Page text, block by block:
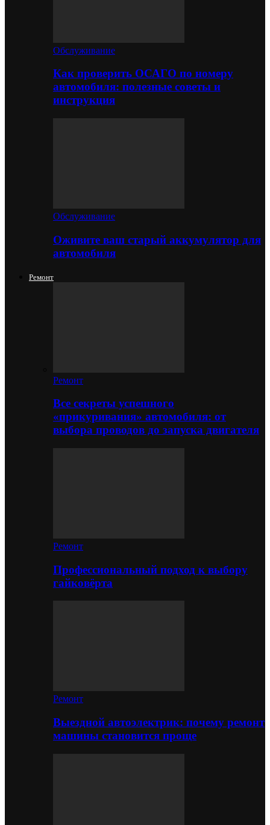
Обслуживание
Как проверить ОСАГО по номеру
автомобиля: полезные советы и
инструкция
Обслуживание
Оживите ваш старый аккумулятор для
автомобиля
Ремонт
Ремонт
Все секреты успешного
«прикуривания» автомобиля: от
выбора проводов до запуска двигателя
Ремонт
Профессиональный подход к выбору
гайковёрта
Ремонт
Выездной автоэлектрик: почему ремонт
машины становится проще